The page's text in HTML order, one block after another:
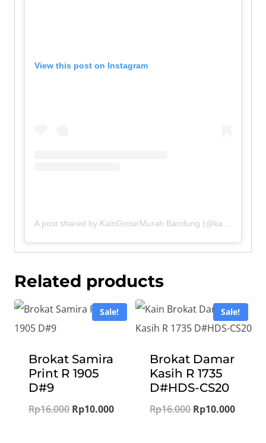
View this post on Instagram
A post shared by KainGrosirMurah Bandung (@kaingrosirmurah_bandung)
Related products
Sale!
Brokat Samira
Print R 1905
D#9
Rp16.000 Original
Rp10.000Current
Sale!
Brokat Damar
Kasih R 1735
D#HDS-CS20
Rp16.000 Original
Rp10.000